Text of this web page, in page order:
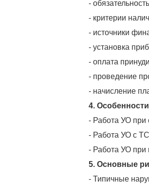
-
- критерии
- источники
- установка
- оплата
- проведение
- начисление
4.
- Работа УО
- Работа УО с
- Работа УО при
5. Основные
- Типичные